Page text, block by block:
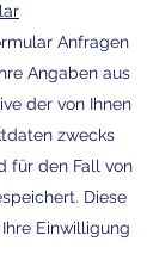
Anfragen
Angaben aus
der von Ihnen
zwecks
für den Fall von
Diese
Einwilligung